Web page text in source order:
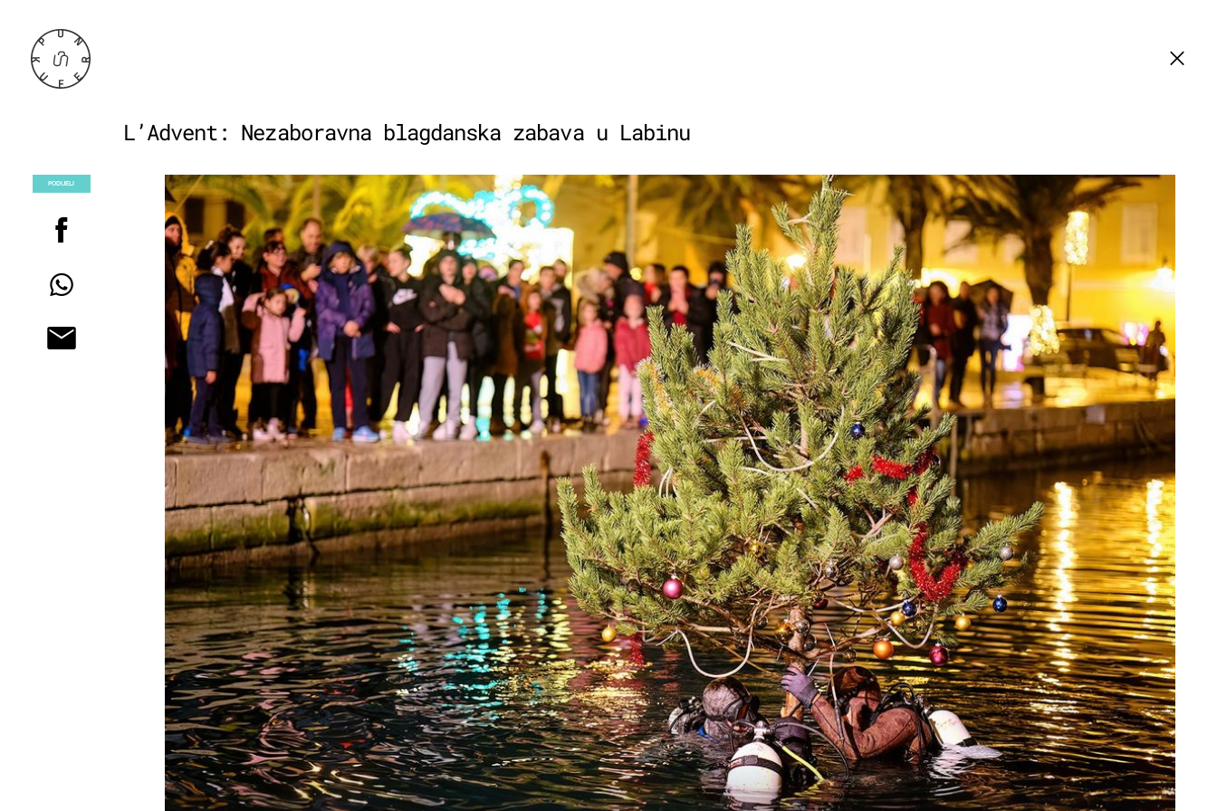
L’Advent: Nezaboravna blagdanska zabava u Labinu
PODIJELI
POGLEDAJ
+8
DO 6.1. 2025.
Nema fritula ni pečenih kobasica:
Pogledajte kako izgleda Advent u
pulskoj Areni
+2
NIGDJE NIKOGA
"Evo zašto volim ljeto u Zagrebu":
Razlozi zbog kojih godišnji odmor u
gradu nije pokora
+1
TRI DANA GUŠTA
Na Lovrečevu stižu autorska jela,
craft kokteli i najbolji okusi otoka
Krka